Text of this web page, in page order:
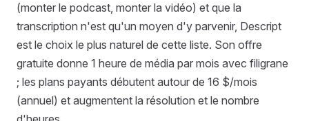
(monter le podcast, monter la vidéo) et que la
transcription n'est qu'un moyen d'y parvenir, Descript
est le choix le plus naturel de cette liste. Son offre
gratuite donne 1 heure de média par mois avec filigrane
; les plans payants débutent autour de 16 $/mois
(annuel) et augmentent la résolution et le nombre